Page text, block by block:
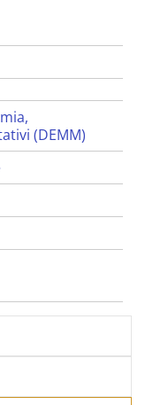
(DEMM)